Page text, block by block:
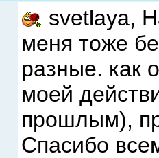
svetlaya,
меня тоже
разные. как
моей
прошлым),
Спасибо